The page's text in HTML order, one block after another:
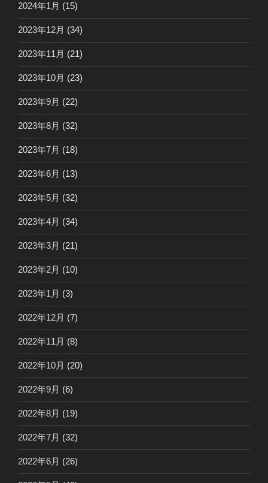
2024年1月 (15)
2023年12月 (34)
2023年11月 (21)
2023年10月 (23)
2023年9月 (22)
2023年8月 (32)
2023年7月 (18)
2023年6月 (13)
2023年5月 (32)
2023年4月 (34)
2023年3月 (21)
2023年2月 (10)
2023年1月 (3)
2022年12月 (7)
2022年11月 (8)
2022年10月 (20)
2022年9月 (6)
2022年8月 (19)
2022年7月 (32)
2022年6月 (26)